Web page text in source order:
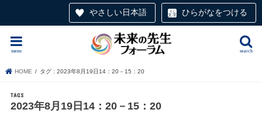
やさしい日本語 ひらがなをつける
search
menu
HOME タグ : 2023年8月19日14：20－15：20
2023年8月19日14：20－15：20